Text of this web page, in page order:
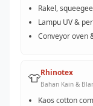
Rakel,
Lampu UV &
Conveyor oven
👕Rhinotex
Bahan Kain &
Kaos cotton